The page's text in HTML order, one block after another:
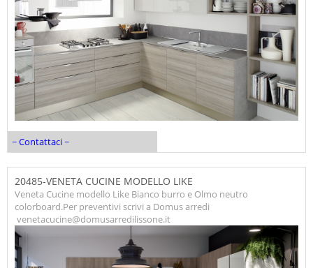
~ Contattaci ~
20485-VENETA CUCINE MODELLO LIKE
Veneta Cucine modello Like Bianco burro e Olmo neutro
colorboard.Per preventivi scrivi a Domus arredi
venetacucine@domusarredilissone.it